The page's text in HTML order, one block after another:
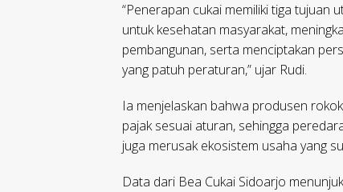
“Penerapan cukai memiliki tiga tujuan
untuk kesehatan masyarakat,
pembangunan, serta menciptakan
yang patuh peraturan,” ujar Rudi.
Ia menjelaskan bahwa produsen
pajak sesuai aturan, sehingga
juga merusak ekosistem usaha yang
Data dari Bea Cukai Sidoarjo